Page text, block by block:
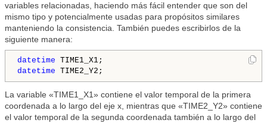
variables relacionadas, haciendo más fácil entender que son del
mismo tipo y potencialmente usadas para propósitos similares
manteniendo la consistencia. También puedes escribirlos de la
siguiente manera:
datetime
datetime TIME2_Y2;
La variable «TIME1_X1» contiene el valor temporal de la primera
coordenada a lo largo del eje x, mientras que «TIME2_Y2» contiene
el valor temporal de la segunda coordenada también a lo largo del